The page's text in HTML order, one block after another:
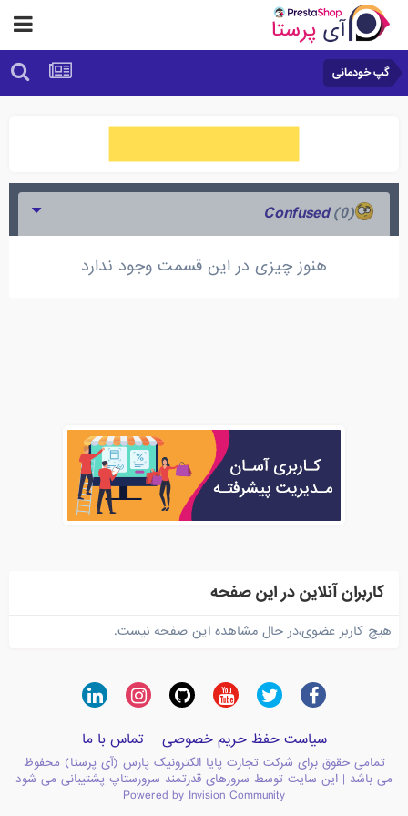
گپ خودمانی
Confused
(0)
هنوز چیزی در این قسمت وجود ندارد
کاربران آنلاین در این صفحه
هیچ کاربر عضوی،در حال مشاهده این صفحه نیست.
سیاست حفظ حریم خصوصی تماس با ما
تمامی حقوق برای شرکت تجارت پایا الکترونیک پارس (آی پرستا) محفوظ
می باشد | این سایت توسط سرورهای قدرتمند سرورستاپ پشتیبانی می شود
Powered by Invision Community